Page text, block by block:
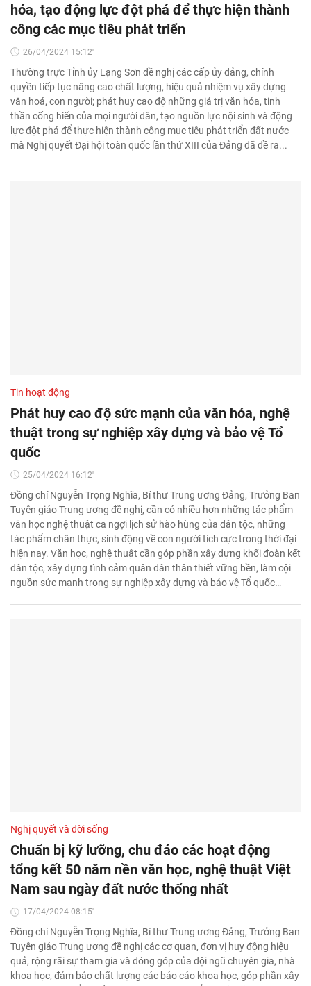
hóa, tạo động lực đột phá để thực hiện thành
công các mục tiêu phát triển
26/04/2024 15:12'
Thường trực Tỉnh ủy Lạng Sơn đề nghị các cấp ủy đảng, chính
quyền tiếp tục nâng cao chất lượng, hiệu quả nhiệm vụ xây dựng
văn hoá, con người; phát huy cao độ những giá trị văn hóa, tinh
thần cống hiến của mọi người dân, tạo nguồn lực nội sinh và động
lực đột phá để thực hiện thành công mục tiêu phát triển đất nước
mà Nghị quyết Đại hội toàn quốc lần thứ XIII của Đảng đã đề ra...
Tin hoạt động
Phát huy cao độ sức mạnh của văn hóa, nghệ
thuật trong sự nghiệp xây dựng và bảo vệ Tổ
quốc
25/04/2024 16:12'
Đồng chí Nguyễn Trọng Nghĩa, Bí thư Trung ương Đảng, Trưởng Ban
Tuyên giáo Trung ương đề nghị, cần có nhiều hơn những tác phẩm
văn học nghệ thuật ca ngợi lịch sử hào hùng của dân tộc, những
tác phẩm chân thực, sinh động về con người tích cực trong thời đại
hiện nay. Văn học, nghệ thuật cần góp phần xây dựng khối đoàn kết
dân tộc, xây dựng tình cảm quân dân thân thiết vững bền, làm cội
nguồn sức mạnh trong sự nghiệp xây dựng và bảo vệ Tổ quốc…
Nghị quyết và đời sống
Chuẩn bị kỹ lưỡng, chu đáo các hoạt động
tổng kết 50 năm nền văn học, nghệ thuật Việt
Nam sau ngày đất nước thống nhất
17/04/2024 08:15'
Đồng chí Nguyễn Trọng Nghĩa, Bí thư Trung ương Đảng, Trưởng Ban
Tuyên giáo Trung ương đề nghị các cơ quan, đơn vị huy động hiệu
quả, rộng rãi sự tham gia và đóng góp của đội ngũ chuyên gia, nhà
khoa học, đảm bảo chất lượng các báo cáo khoa học, góp phần xây